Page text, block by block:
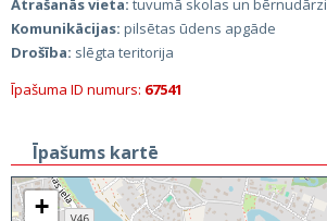
Atrašanās vieta: tuvumā skolas un bērnudārzi
Komunikācijas: pilsētas ūdens apgāde
Drošība: slēgta teritorija
Īpašuma ID numurs: 67541
Īpašums kartē
+